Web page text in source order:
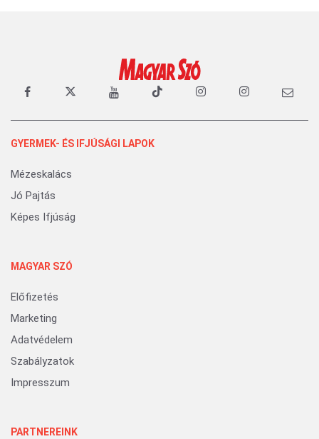
GYERMEK- ÉS IFJÚSÁGI LAPOK
Mézeskalács
Jó Pajtás
Képes Ifjúság
MAGYAR SZÓ
Előfizetés
Marketing
Adatvédelem
Szabályzatok
Impresszum
PARTNEREINK